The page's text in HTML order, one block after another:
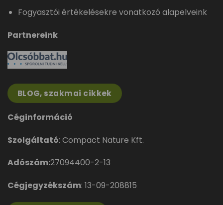
Fogyasztói értékelésekre vonatkozó alapelveink
Partnereink
BLOG, szakmai cikkek
Céginformáció
Szolgáltató: Compact Nature Kft.
Adószám:27094400-2-13
Cégjegyzékszám: 13-09-208815